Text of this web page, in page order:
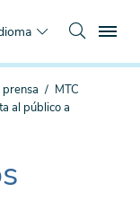
MTC
al público a